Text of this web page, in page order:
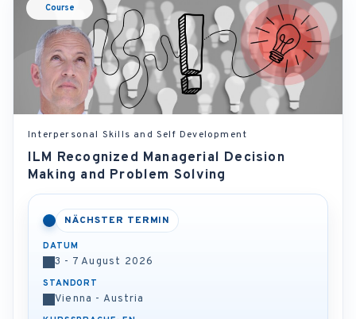
Course
Interpersonal Skills and Self Development
ILM Recognized Managerial Decision
Making and Problem Solving
NÄCHSTER TERMIN
DATUM
3 - 7 August 2026
STANDORT
Vienna - Austria